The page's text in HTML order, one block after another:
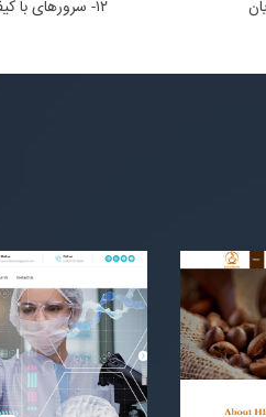
۱۲- سرورهای با کیفیت و آپتایم بالای ۹۹%